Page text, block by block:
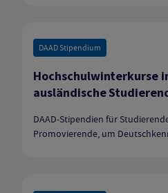
DAAD Stipendium
Hochschulwinterkurse
ausländische
DAAD-Stipendien für
Promovierende, um